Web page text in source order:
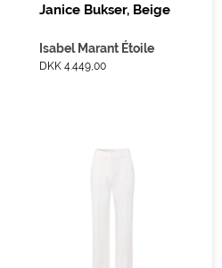
Janice Bukser, Beige
Isabel Marant Étoile
DKK 4.449,00